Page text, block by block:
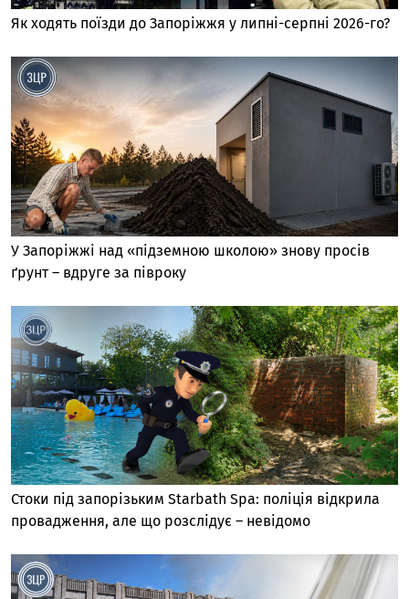
Як ходять поїзди до Запоріжжя у липні-серпні 2026-го?
У Запоріжжі над «підземною школою» знову просів
ґрунт – вдруге за півроку
Стоки під запорізьким Starbath Spa: поліція відкрила
провадження, але що розслідує – невідомо